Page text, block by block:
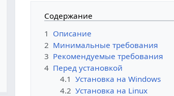
Содержание
1 Описание
2 Минимальные требования
3 Рекомендуемые требования
4 Перед установкой
4.1 Установка на Windows
4.2 Установка на Linux